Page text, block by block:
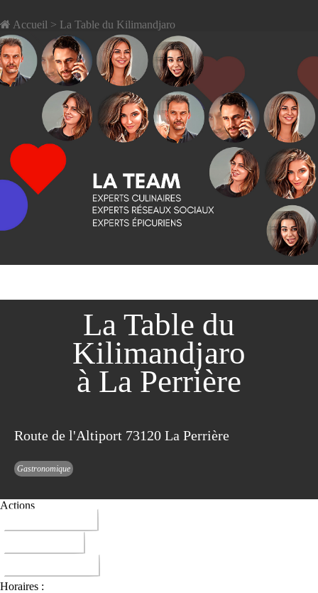
Accueil > La Table du Kilimandjaro
La Table du
Kilimandjaro
à La Perrière
Route de l'Altiport 73120 La Perrière
Gastronomique
Actions
Horaires :